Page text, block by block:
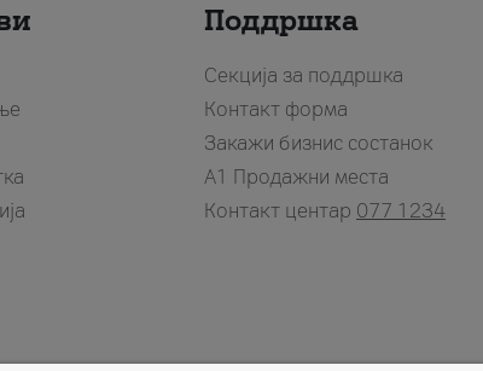
Поддршка
Секција за поддршка
Контакт форма
Закажи бизнис состанок
A1 Продажни места
Контакт центар 077 1234